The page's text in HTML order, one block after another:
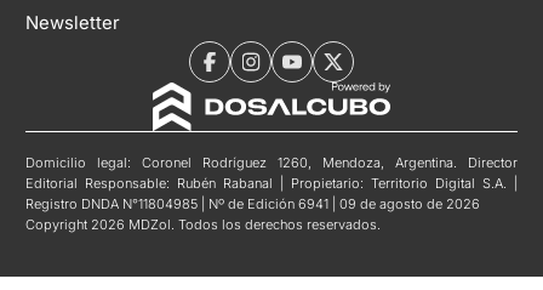
Newsletter
Domicilio legal: Coronel Rodríguez 1260, Mendoza, Argentina. Director
Editorial Responsable: Rubén Rabanal | Propietario: Territorio Digital S.A. |
Registro DNDA N°11804985 | Nº de Edición 6941 | 09 de agosto de 2026
Copyright 2026 MDZol. Todos los derechos reservados.